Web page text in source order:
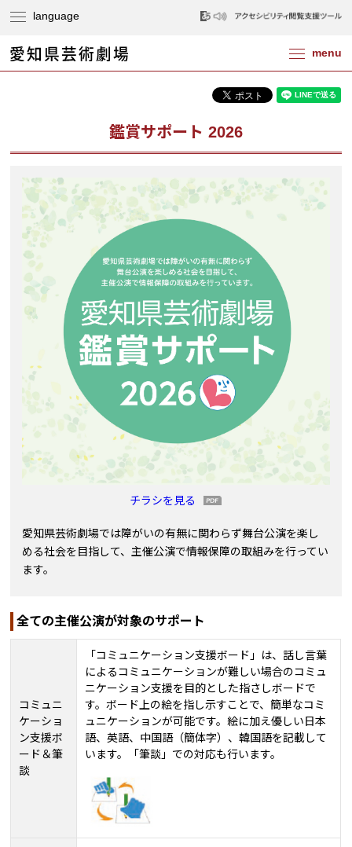
鑑賞サポート 2026
チラシを見る
愛知県芸術劇場では障がいの有無に関わらず舞台公演を楽し
める社会を目指して、主催公演で情報保障の取組みを行ってい
ます。
全ての主催公演が対象のサポート
コミュニ
ケーショ
ン支援ボ
ード＆筆
談
「コミュニケーション支援ボード」は、話し言葉
によるコミュニケーションが難しい場合のコミュ
ニケーション支援を目的とした指さしボードで
す。ボード上の絵を指し示すことで、簡単なコミ
ュニケーションが可能です。絵に加え優しい日本
語、英語、中国語（簡体字）、韓国語を記載して
います。「筆談」での対応も行います。